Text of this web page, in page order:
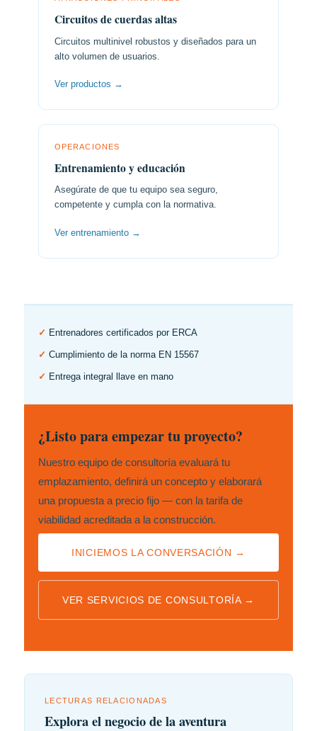
Circuitos de cuerdas altas
Circuitos multinivel robustos y diseñados para un
alto volumen de usuarios.
Ver productos →
OPERACIONES
Entrenamiento y educación
Asegúrate de que tu equipo sea seguro,
competente y cumpla con la normativa.
Ver entrenamiento →
✓ Entrenadores certificados por ERCA
✓ Cumplimiento de la norma EN 15567
✓ Entrega integral llave en mano
¿Listo para empezar tu proyecto?
Nuestro equipo de consultoría evaluará tu
emplazamiento, definirá un concepto y elaborará
una propuesta a precio fijo — con la tarifa de
viabilidad acreditada a la construcción.
INICIEMOS LA CONVERSACIÓN →
VER SERVICIOS DE CONSULTORÍA →
LECTURAS RELACIONADAS
Explora el negocio de la aventura